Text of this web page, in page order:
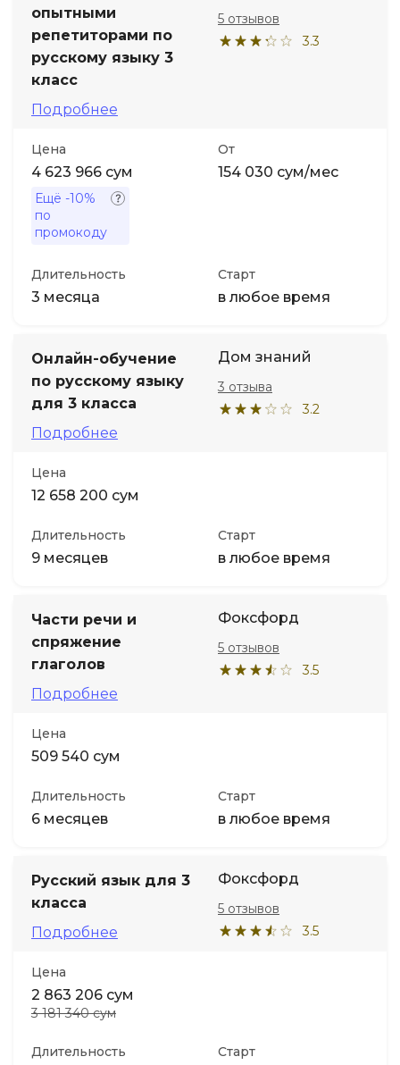
опытными
репетиторами по
русскому языку 3
класс
Подробнее
3.3
5 отзывов
Цена
4 623 966 сум
Ещё -10%
по
промокоду
От
154 030 сум/мес
Длительность
3 месяца
Старт
в любое время
Онлайн-обучение
по русскому языку
для 3 класса
Подробнее
Дом знаний
3.2
3 отзыва
Цена
12 658 200 сум
Длительность
9 месяцев
Старт
в любое время
Части речи и
спряжение
глаголов
Подробнее
Фоксфорд
3.5
5 отзывов
Цена
509 540 сум
Длительность
6 месяцев
Старт
в любое время
Русский язык для 3
класса
Подробнее
Фоксфорд
3.5
5 отзывов
Цена
2 863 206 сум
3 181 340 сум
Длительность Старт